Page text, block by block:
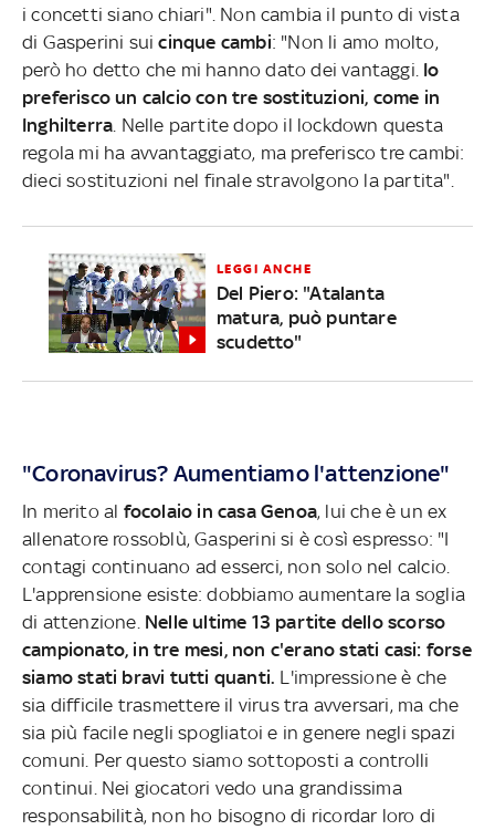
i concetti siano chiari". Non cambia il punto di vista
di Gasperini suicinque cambi: "Non li amo molto,
però ho detto che mi hanno dato dei vantaggi. Io
preferisco un calcio con tre sostituzioni, come in
Inghilterra . Nelle partite dopo il lockdown questa
regola mi ha avvantaggiato, ma preferisco tre cambi:
dieci sostituzioni nel finale stravolgono la partita".
LEGGI ANCHE
Del Piero: "Atalanta
matura, può puntare
scudetto"
"Coronavirus? Aumentiamo l'attenzione"
In merito al focolaio in casa Genoa, lui che è un ex
allenatore rossoblù, Gasperini si è così espresso: "I
contagi continuano ad esserci, non solo nel calcio.
L'apprensione esiste: dobbiamo aumentare la soglia
di attenzione. Nelle ultime 13 partite dello scorso
campionato, in tre mesi, non c'erano stati casi: forse
siamo stati bravi tutti quanti. L'impressione è che
sia difficile trasmettere il virus tra avversari, ma che
sia più facile negli spogliatoi e in genere negli spazi
comuni. Per questo siamo sottoposti a controlli
continui. Nei giocatori vedo una grandissima
responsabilità, non ho bisogno di ricordar loro di